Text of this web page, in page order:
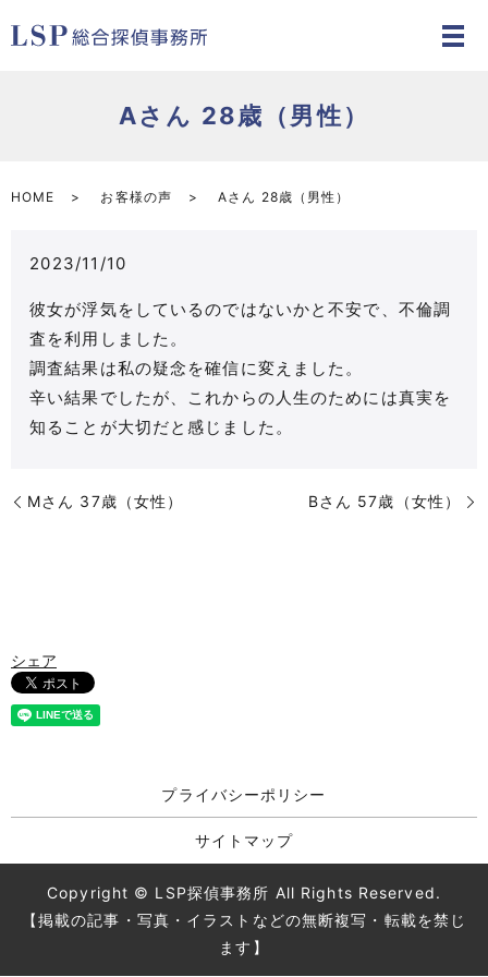
Aさん 28歳（男性）
HOME お客様の声 Aさん 28歳（男性）
2023/11/10
彼女が浮気をしているのではないかと不安で、不倫調
査を利用しました。
調査結果は私の疑念を確信に変えました。
辛い結果でしたが、これからの人生のためには真実を
知ることが大切だと感じました。
Mさん 37歳（女性） Bさん 57歳（女性）
シェア
プライバシーポリシー
サイトマップ
Copyright © LSP探偵事務所 All Rights Reserved.
【掲載の記事・写真・イラストなどの無断複写・転載を禁じ
ます】